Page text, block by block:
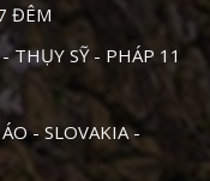
ĐÊM
THỤY SỸ - PHÁP 11
- SLOVAKIA -